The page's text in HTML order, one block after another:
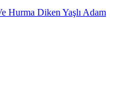
Hurma Diken Yaşlı Adam